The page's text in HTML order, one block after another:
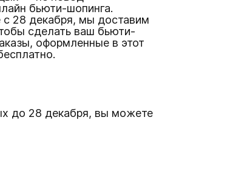
бьюти-шопинга.
28 декабря, мы доставим
сделать ваш бьюти-
оформленные в этот
до 28 декабря, вы можете